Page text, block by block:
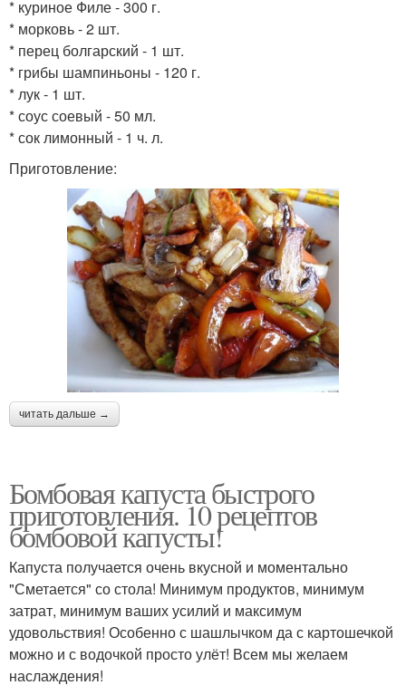
* куриное Филе - 300 г.
* морковь - 2 шт.
* перец болгарский - 1 шт.
* грибы шампиньоны - 120 г.
* лук - 1 шт.
* соус соевый - 50 мл.
* сок лимонный - 1 ч. л.
Приготовление:
читать дальше →
Бомбовая капуста быстрого
приготовления. 10 рецептов
бомбовой капусты!
Капуста получается очень вкусной и моментально
"Сметается" со стола! Минимум продуктов, минимум
затрат, минимум ваших усилий и максимум
удовольствия! Особенно с шашлычком да с картошечкой
можно и с водочкой просто улёт! Всем мы желаем
наслаждения!